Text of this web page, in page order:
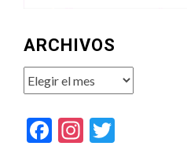
ARCHIVOS
Archivos
Facebook
Instagram